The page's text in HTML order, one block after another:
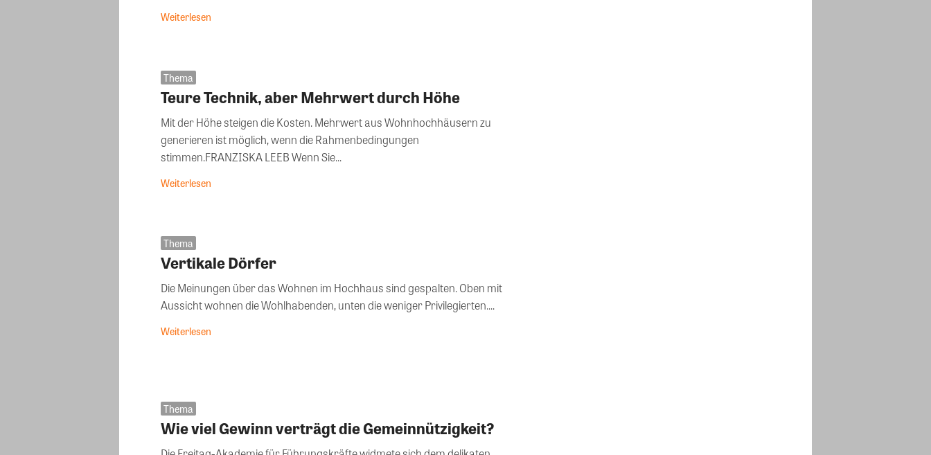
Weiterlesen
Thema
Teure Technik, aber Mehrwert durch Höhe
Mit der Höhe steigen die Kosten. Mehrwert aus Wohnhochhäusern zu
generieren ist möglich, wenn die Rahmenbedingungen
stimmen.FRANZISKA LEEB Wenn Sie...
Weiterlesen
Thema
Vertikale Dörfer
Die Meinungen über das Wohnen im Hochhaus sind gespalten. Oben mit
Aussicht wohnen die Wohlhabenden, unten die weniger Privilegierten....
Weiterlesen
Thema
Wie viel Gewinn verträgt die Gemeinnützigkeit?